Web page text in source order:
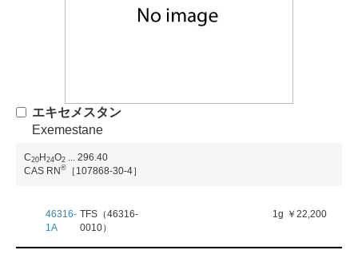
エキセメスタン
Exemestane
C20H24O2
296.40
CAS RN® ［107868-30-4］
46316-
1A
TFS（46316-
0010）
1g ￥22,200